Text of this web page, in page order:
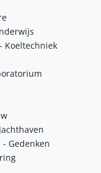
Koeltechniek
Gedenken